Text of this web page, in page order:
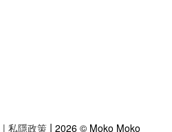
| 私隱政策 | 2026 © Moko Moko